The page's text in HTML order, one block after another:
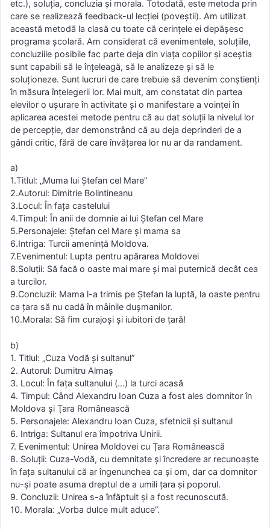
etc.), soluţia, concluzia şi morala. Totodată, este metoda prin
care se realizează feedback-ul lecţiei (poveştii). Am utilizat
această metodă la clasă cu toate că cerinţele ei depăşesc
programa şcolară. Am considerat că evenimentele, soluţiile,
concluziile posibile fac parte deja din viaţa copiilor şi aceştia
sunt capabili să le înţeleagă, să le analizeze şi să le
soluţioneze. Sunt lucruri de care trebuie să devenim conştienţi
în măsura înţelegerii lor. Mai mult, am constatat din partea
elevilor o uşurare în activitate şi o manifestare a voinţei în
aplicarea acestei metode pentru că au dat soluţii la nivelul lor
de percepţie, dar demonstrând că au deja deprinderi de a
gândi critic, fără de care învăţarea lor nu ar da randament.
a)
1.Titlul: „Muma lui Ştefan cel Mare”
2.Autorul: Dimitrie Bolintineanu
3.Locul: În faţa castelului
4.Timpul: În anii de domnie ai lui Ştefan cel Mare
5.Personajele: Ştefan cel Mare şi mama sa
6.Intriga: Turcii ameninţă Moldova.
7.Evenimentul: Lupta pentru apărarea Moldovei
8.Soluţii: Să facă o oaste mai mare şi mai puternică decât cea
a turcilor.
9.Concluzii: Mama l-a trimis pe Ştefan la luptă, la oaste pentru
ca ţara să nu cadă în mâinile duşmanilor.
10.Morala: Să fim curajoşi şi iubitori de ţară!
b)
1. Titlul: „Cuza Vodă şi sultanul”
2. Autorul: Dumitru Almaş
3. Locul: În faţa sultanului (…) la turci acasă
4. Timpul: Când Alexandru Ioan Cuza a fost ales domnitor în
Moldova şi Ţara Românească
5. Personajele: Alexandru Ioan Cuza, sfetnicii şi sultanul
6. Intriga: Sultanul era împotriva Unirii.
7. Evenimentul: Unirea Moldovei cu Ţara Românească
8. Soluţii: Cuza-Vodă, cu demnitate şi încredere ar recunoaşte
în faţa sultanului că ar îngenunchea ca şi om, dar ca domnitor
nu-şi poate asuma dreptul de a umili ţara şi poporul.
9. Concluzii: Unirea s-a înfăptuit şi a fost recunoscută.
10. Morala: „Vorba dulce mult aduce”.